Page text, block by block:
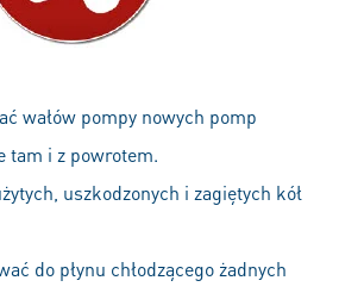
wałów pompy nowych pomp
tam i z powrotem.
uszkodzonych i zagiętych kół
do płynu chłodzącego żadnych